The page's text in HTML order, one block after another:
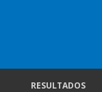
RESULTADOS